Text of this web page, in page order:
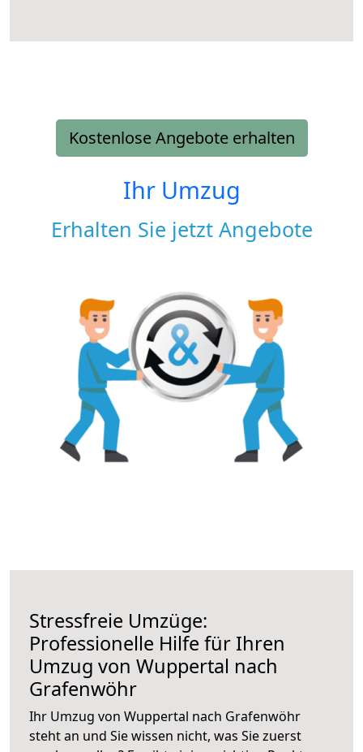
Kostenlose Angebote erhalten
Ihr Umzug
Erhalten Sie jetzt Angebote
Stressfreie Umzüge:
Professionelle Hilfe für Ihren
Umzug von Wuppertal nach
Grafenwöhr
Ihr Umzug von Wuppertal nach Grafenwöhr
steht an und Sie wissen nicht, was Sie zuerst